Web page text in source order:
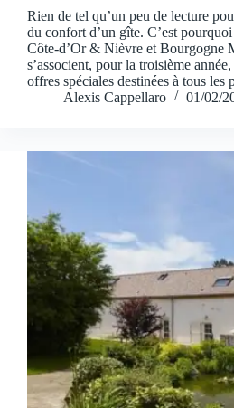
Rien de tel qu’un peu de lecture
du confort d’un gîte. C’est
Côte-d’Or & Nièvre et Bourgogne
s’associent, pour la troisième
offres spéciales destinées à tous
Alexis Cappellaro
01/02/